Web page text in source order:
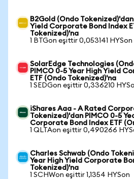
B2Gold (Ondo
Yield Corporate Bond Index
Tokenized)'na
1 BTGon eşittir 0,053141 HYSon
SolarEdge Technologies
PIMCO 0-5 Year High Yield
ETF (Ondo Tokenized)'na
1 SEDGon eşittir 0,336210
iShares Aaa - A Rated
Tokenized)'dan PIMCO 0-5
Corporate Bond Index ETF
1 QLTAon eşittir 0,490266
Charles Schwab (Ondo
Year High Yield Corporate
Tokenized)'na
1 SCHWon eşittir 1,1354 HYSon